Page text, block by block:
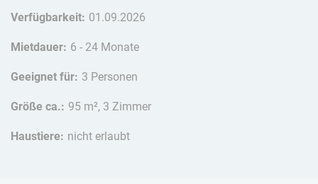
Verfügbarkeit: 01.09.2026
Mietdauer: 6 - 24 Monate
Geeignet für: 3 Personen
Größe ca.: 95 m², 3 Zimmer
Haustiere: nicht erlaubt